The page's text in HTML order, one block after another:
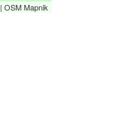
| OSM Mapnik